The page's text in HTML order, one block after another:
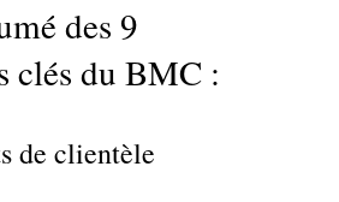
des 9
clés du BMC :
de clientèle